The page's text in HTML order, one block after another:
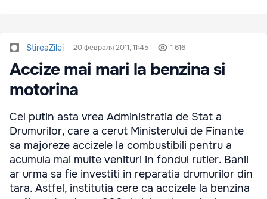
StireaZilei 20 февраля 2011, 11:45 1 616
Accize mai mari la benzina si
motorina
Cel putin asta vrea Administratia de Stat a
Drumurilor, care a cerut Ministerului de Finante
sa majoreze accizele la combustibili pentru a
acumula mai multe venituri in fondul rutier. Banii
ar urma sa fie investiti in reparatia drumurilor din
tara. Astfel, institutia cere ca accizele la benzina